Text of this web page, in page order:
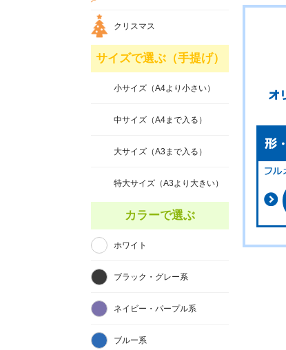
クリスマス
サイズで選ぶ（手提げ）
小サイズ（A4より小さい）
中サイズ（A4まで入る）
大サイズ（A3まで入る）
特大サイズ（A3より大きい）
カラーで選ぶ
ホワイト
ブラック・グレー系
ネイビー・パープル系
ブルー系